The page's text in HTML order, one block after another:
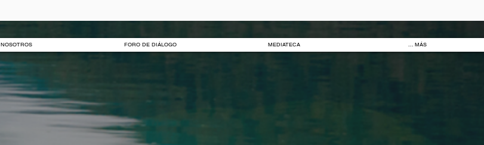
NOSOTROS FORO DE DIÁLOGO MEDIATECA ... MÁS